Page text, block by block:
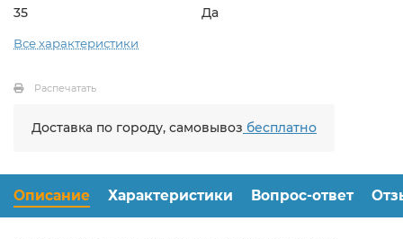
35 Да
Все характеристики
Распечатать
Доставка по городу, самовывоз бесплатно
Описание Характеристики Вопрос-ответ